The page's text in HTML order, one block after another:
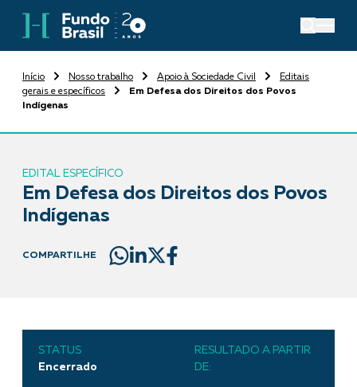
Início Nosso trabalho Apoio à Sociedade Civil
Editais
gerais e específicos
Em Defesa dos Direitos dos Povos
Indígenas
EDITAL ESPECÍFICO
Em Defesa dos Direitos dos Povos
Indígenas
COMPARTILHE
STATUS
Encerrado
RESULTADO A PARTIR
DE: